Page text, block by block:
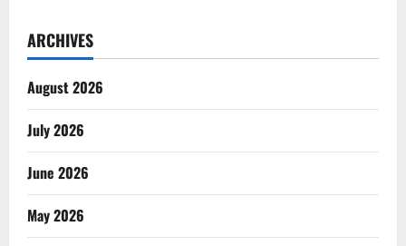
ARCHIVES
August 2026
July 2026
June 2026
May 2026